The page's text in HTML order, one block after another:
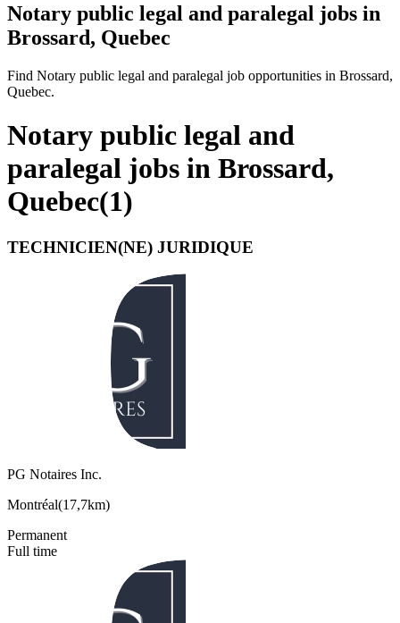
Notary public legal and paralegal jobs in
Brossard, Quebec
Find Notary public legal and paralegal job opportunities in Brossard,
Quebec.
Notary public legal and
paralegal jobs in Brossard,
Quebec(1)
TECHNICIEN(NE) JURIDIQUE
PG Notaires Inc.
Montréal(17,7km)
Permanent
Full time